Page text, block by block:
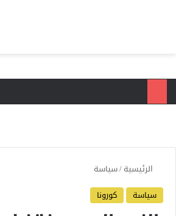
الرئيسية/سياسة
سياسة
كورونا